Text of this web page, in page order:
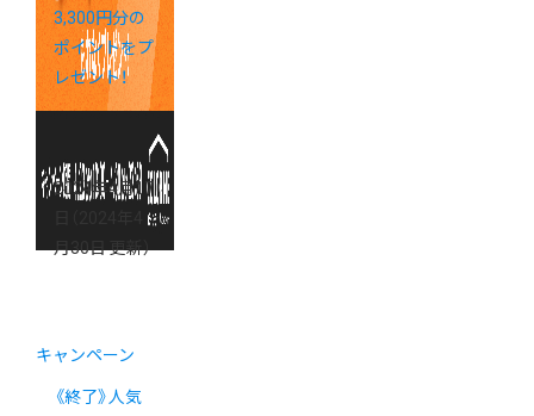
3,300円分の
ポイントをプ
レゼント！
2024年4月17
月30日 更新）
キャンペーン
《終了》人気